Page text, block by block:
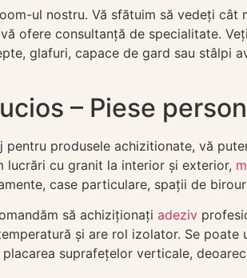
ul nostru. Vă sfătuim să vedeți
ofere consultanță de specialitate.
glafuri, capace de gard sau stâlpi
– Piese
produsele achizitionate, vă
lucrări cu granit la interior și exterior,
case particulare, spații de
să achiziționați adeziv
și are rol izolator. Se
suprafețelor verticale,